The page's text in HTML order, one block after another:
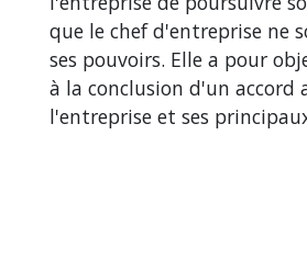
que le chef d'entreprise ne
ses pouvoirs. Elle a pour
à la conclusion d'un accord
l'entreprise et ses